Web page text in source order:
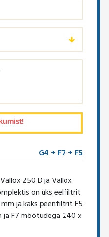
G4 + F7 + F5
250 D ja Vallox
on üks eelfiltrit
ja kaks peenfiltrit F5
F7 mõõtudega 240 x